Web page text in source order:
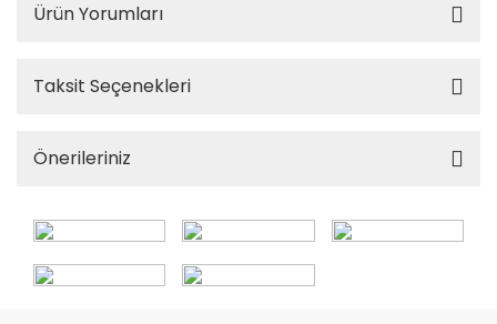
Ürün Yorumları
Taksit Seçenekleri
Önerileriniz